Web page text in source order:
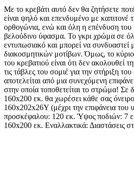
Με το κρεβάτι αυτό δεν θα ζητήσετε
είναι ψηλό και επενδυμένο με καπιτονέ
ορθογώνια, ενώ και όλη η επένδυση του
βελούδινο ύφασμα. Το γκρι χρώμα σε
εντυπωσιακό και μπορεί να
διακοσμητικών μοτίβων. Όμως, το
του κρεβατιού είναι ότι δεν ακολουθεί
τις τάβλες του σομιέ για την στήριξη
αποτελείται από μια συνεχόμενη
στην οποία τοποθετείται το στρώμα! Σε
160x200 εκ. θα χωρέσει κάθε σας
160x202x26Υ (μέχρι την επιφάνεια
προσκέφαλου: 120 εκ. Ύψος ποδιών: 7
160x200 εκ. Εναλλακτικά: Διαστάσεις